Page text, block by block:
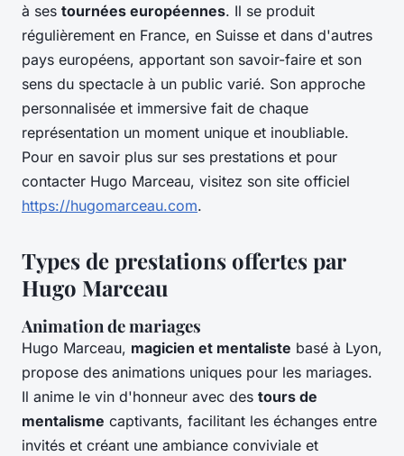
à ses tournées européennes. Il se produit
régulièrement en France, en Suisse et dans d'autres
pays européens, apportant son savoir-faire et son
sens du spectacle à un public varié. Son approche
personnalisée et immersive fait de chaque
représentation un moment unique et inoubliable.
Pour en savoir plus sur ses prestations et pour
contacter Hugo Marceau, visitez son site officiel
https://hugomarceau.com.
Types de prestations offertes par
Hugo Marceau
Animation de mariages
Hugo Marceau, magicien et mentaliste basé à Lyon,
propose des animations uniques pour les mariages.
Il anime le vin d'honneur avec des tours de
mentalisme captivants, facilitant les échanges entre
invités et créant une ambiance conviviale et